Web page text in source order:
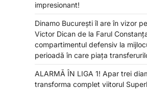
impresionant!
Dinamo București îl are în vizor
Victor Dican de la Farul
compartimentul defensiv la
perioadă în care piața
ALARMĂ ÎN LIGA 1! Apar trei
transforma complet viitorul